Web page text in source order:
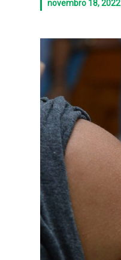
novembro 18, 2022